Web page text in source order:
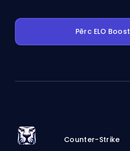
Pērc ELO Boost
Counter-Strike